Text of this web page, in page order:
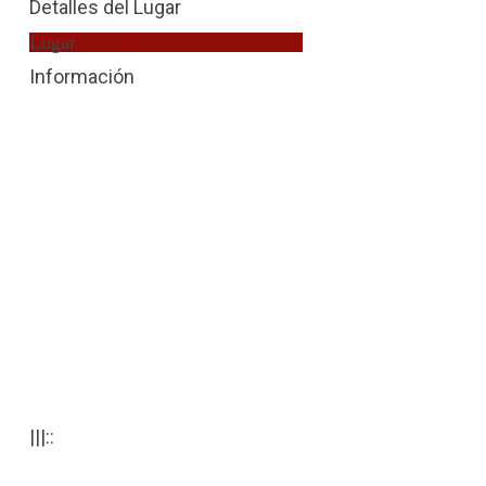
Detalles del Lugar
LugarVíctima Violencia de Género
Información
|||::